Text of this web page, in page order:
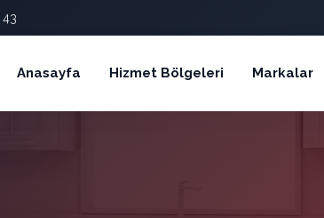
43
Anasayfa Hizmet Bölgeleri Markalar